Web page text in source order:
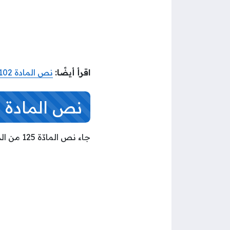
اقرأ أيضًا: نص المادة 102 من الدستور الكويتي
نص المادة 125 من الدستور الكويتي
جاء نص المادّة 125 من الدستور الكويتي على النحو التالي: